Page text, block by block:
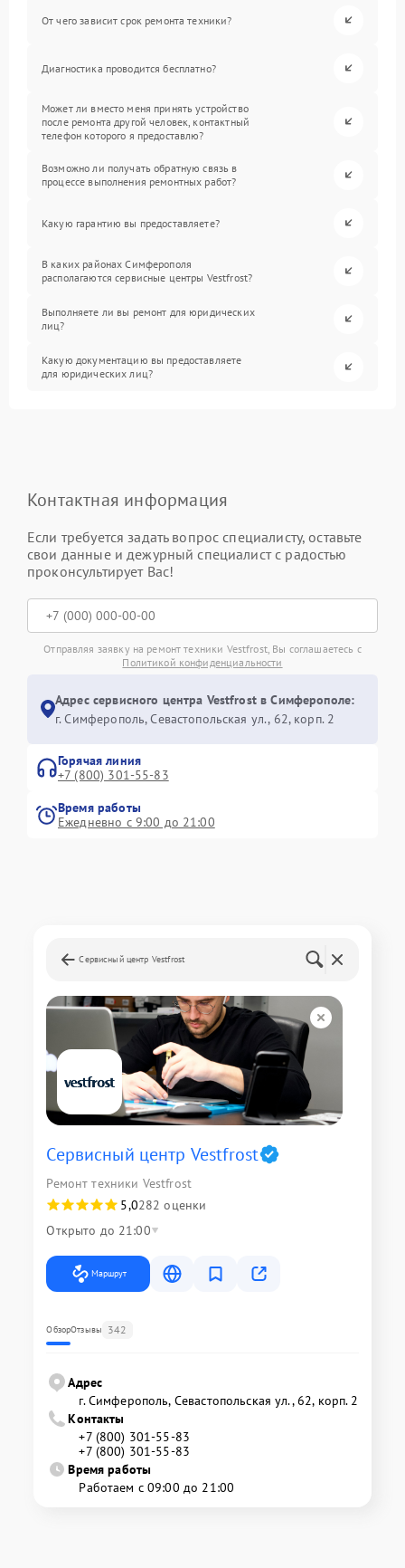
От чего зависит срок ремонта техники?
Диагностика проводится бесплатно?
Может ли вместо меня принять устройство
после ремонта другой человек, контактный
телефон которого я предоставлю?
Возможно ли получать обратную связь в
процессе выполнения ремонтных работ?
Какую гарантию вы предоставляете?
В каких районах Симферополя
располагаются сервисные центры Vestfrost?
Выполняете ли вы ремонт для юридических
лиц?
Какую документацию вы предоставляете
для юридических лиц?
Контактная информация
Если требуется задать вопрос специалисту, оставьте
свои данные и дежурный специалист с радостью
проконсультирует Вас!
Отправляя заявку на ремонт техники Vestfrost, Вы соглашаетесь с
Политикой конфиденциальности
Адрес сервисного центра Vestfrost в Симферополе:
г. Симферополь, Севастопольская ул., 62, корп. 2
Горячая линия
+7 (800) 301-55-83
Время работы
Ежедневно с 9:00 до 21:00
Сервисный центр Vestfrost
Сервисный центр Vestfrost
Ремонт техники Vestfrost
5,0282 оценки
Открыто до 21:00
Маршрут
ОбзорОтзывы 342
Адрес
г. Симферополь, Севастопольская ул., 62, корп. 2
Контакты
+7 (800) 301-55-83
+7 (800) 301-55-83
Время работы
Работаем с 09:00 до 21:00